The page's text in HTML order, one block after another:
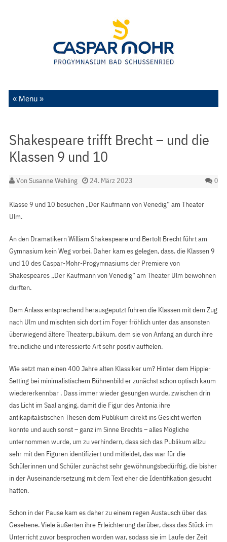
Zum Inhalt springen
Shakespeare trifft Brecht – und die
Klassen 9 und 10
VonSusanne Wehling 24. März 2023 0
Klasse 9 und 10 besuchen „Der Kaufmann von Venedig“ am Theater
Ulm.
An den Dramatikern William Shakespeare und Bertolt Brecht führt am
Gymnasium kein Weg vorbei. Daher kam es gelegen, dass. die Klassen 9
und 10 des Caspar-Mohr-Progymnasiums der Premiere von
Shakespeares „Der Kaufmann von Venedig“ am Theater Ulm beiwohnen
durften.
Dem Anlass entsprechend herausgeputzt fuhren die Klassen mit dem Zug
nach Ulm und mischten sich dort im Foyer fröhlich unter das ansonsten
überwiegend ältere Theaterpublikum, dem sie von Anfang an durch ihre
freundliche und interessierte Art sehr positiv auffielen.
Wie setzt man einen 400 Jahre alten Klassiker um? Hinter dem Hippie-
Setting bei minimalistischem Bühnenbild er zunächst schon optisch kaum
wiedererkennbar . Dass immer wieder gesungen wurde, zwischen drin
das Licht im Saal anging, damit die Figur des Antonia ihre
antikapitalistischen Thesen dem Publikum direkt ins Gesicht werfen
konnte und auch sonst – ganz im Sinne Brechts – alles Mögliche
unternommen wurde, um zu verhindern, dass sich das Publikum allzu
sehr mit den Figuren identifiziert und mitleidet, das war für die
Schülerinnen und Schüler zunächst sehr gewöhnungsbedürftig, die bisher
in der Auseinandersetzung mit dem Text eher die Identifikation gesucht
hatten.
Schon in der Pause kam es daher zu einem regen Austausch über das
Gesehene. Viele äußerten ihre Erleichterung darüber, dass das Stück im
Unterricht zuvor besprochen worden war, sodass sie im Laufe der Zeit